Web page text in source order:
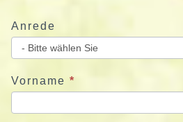
S
e
u
n
s
Anrede
Vorname *